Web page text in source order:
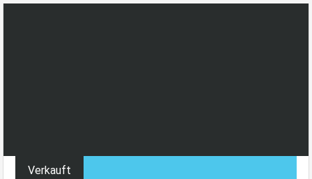
Verkauft